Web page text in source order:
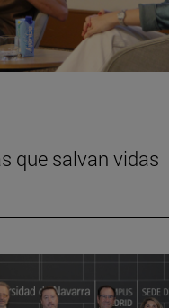
que salvan vidas